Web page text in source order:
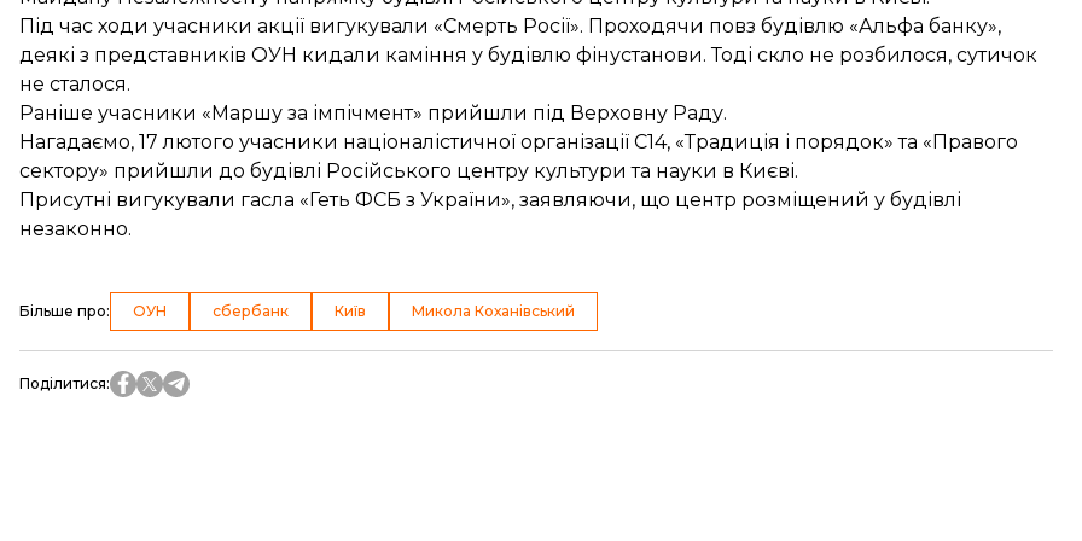
Під час ходи учасники акції вигукували «Смерть Росії». Проходячи повз будівлю «Альфа банку»,
деякі з представників ОУН кидали каміння у будівлю фінустанови. Тоді скло не розбилося, сутичок
не сталося.
Раніше учасники «Маршу за імпічмент» прийшли під Верховну Раду.
Нагадаємо, 17 лютого учасники націоналістичної організації С14, «Традиція і порядок» та «Правого
сектору» прийшли до будівлі Російського центру культури та науки в Києві.
Присутні вигукували гасла «Геть ФСБ з України», заявляючи, що центр розміщений у будівлі
незаконно.
Більше про: ОУН сбербанк Київ Микола Коханівський
Поділитися: